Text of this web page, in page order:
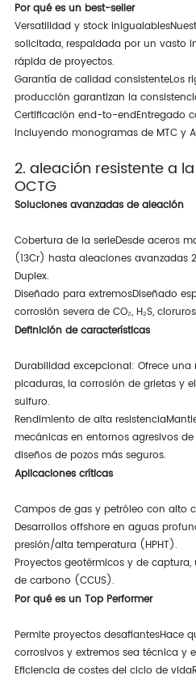
Por qué es un best-seller
Versatilidad y stock inigualables
solicitada, respaldada por un vasto
rápida de proyectos.
Garantía de calidad consistenteLos
producción garantizan la
Certificación end-to-endEntregado
incluyendo monogramas de MTC y
2. aleación resistente a
OCTG
Soluciones avanzadas de aleación
Cobertura de la serieDesde aceros
(13Cr) hasta aleaciones avanzadas
Duplex.
Diseñado para extremosDiseñado
corrosión severa de CO₂, H₂S,
Definición de características
Durabilidad excepcional: Ofrece una
picaduras, la corrosión de grietas y
sulfuro.
Rendimiento de alta resistencia
mecánicas en entornos agresivos
diseños de pozos más seguros.
Aplicaciones críticas
Campos de gas y petróleo con alto
Desarrollos offshore en aguas
presión/alta temperatura (HPHT).
Proyectos geotérmicos y de
de carbono (CCUS).
Por qué es un Top Performer
Permite proyectos desafiantesHace
corrosivos y extremos sea técnica y
Eficiencia de costes del ciclo de vida